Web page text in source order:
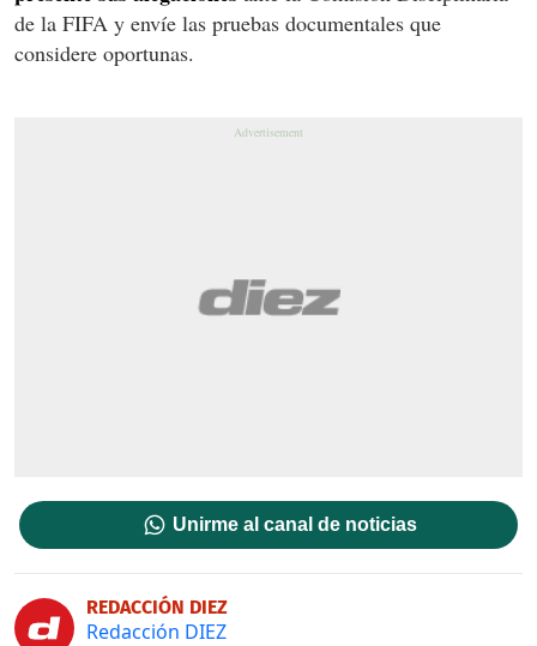
de la FIFA y envíe las pruebas documentales que
considere oportunas.
Unirme al canal de noticias
REDACCIÓN DIEZ
Redacción DIEZ